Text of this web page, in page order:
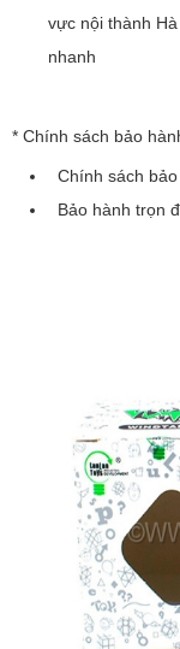
vực nội thành
nhanh
* Chính sách bảo
Chính sách
Bảo hành trọn